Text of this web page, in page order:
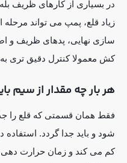
در بسیاری از کارهای ظریف
زیاد قلع، پمپ می تواند مرحله
سازی نهایی، پدهای ظریف و
کش معمولا کنترل دقیق تری
هر بار چه مقدار از سیم
فقط همان قسمتی که قلع
شود و باید جدا گردد. استفاده
کم می کند و زمان حرارت دهی